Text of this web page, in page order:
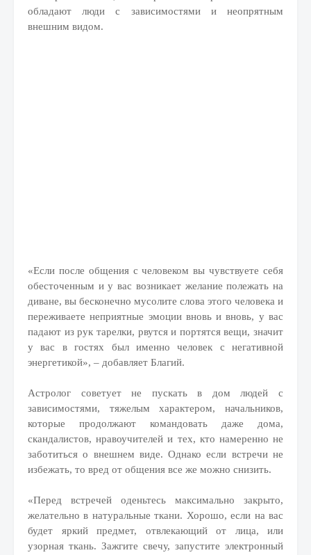
обладают люди с зависимостями и неопрятным
внешним видом.
«Если после общения с человеком вы чувствуете себя
обесточенным и у вас возникает желание полежать на
диване, вы бесконечно мусолите слова этого человека и
переживаете неприятные эмоции вновь и вновь, у вас
падают из рук тарелки, рвутся и портятся вещи, значит
у вас в гостях был именно человек с негативной
энергетикой», – добавляет Благий.
Астролог советует не пускать в дом людей с
зависимостями, тяжелым характером, начальников,
которые продолжают командовать даже дома,
скандалистов, нравоучителей и тех, кто намеренно не
заботиться о внешнем виде. Однако если встречи не
избежать, то вред от общения все же можно снизить.
«Перед встречей оденьтесь максимально закрыто,
желательно в натуральные ткани. Хорошо, если на вас
будет яркий предмет, отвлекающий от лица, или
узорная ткань. Зажгите свечу, запустите электронный